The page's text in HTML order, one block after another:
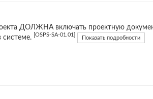
ДОЛЖНА включать проектную
системе.
[OSPS-SA-01.01] Показать подробности